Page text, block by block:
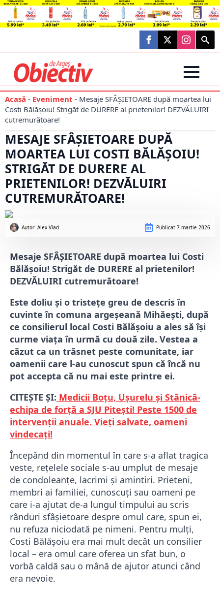
Search
for:
Acasă - Eveniment - Mesaje SFÂȘIETOARE după moartea lui
Costi Bălășoiu! Strigăt de DURERE al prietenilor! DEZVĂLUIRI
cutremurătoare!
MESAJE SFÂȘIETOARE DUPĂ
MOARTEA LUI COSTI BĂLĂȘOIU!
STRIGĂT DE DURERE AL
PRIETENILOR! DEZVĂLUIRI
CUTREMURĂTOARE!
Autor: Alex Vlad Publicat 7 martie 2026
Mesaje SFÂȘIETOARE după moartea lui Costi
Bălășoiu! Strigăt de DURERE al prietenilor!
DEZVĂLUIRI cutremurătoare!
Este doliu și o tristețe greu de descris în
cuvinte în comuna argeșeană Mihăești, după
ce consilierul local Costi Bălășoiu a ales să își
curme viața în urmă cu două zile. Vestea a
căzut ca un trăsnet peste comunitate, iar
oamenii care l-au cunoscut spun că încă nu
pot accepta că nu mai este printre ei.
CITEȘTE ȘI: Medicii Boțu, Ușurelu și Stănică-
echipa de forță a SJU Pitești! Peste 1500 de
intervenții anuale. Vieți salvate, oameni
vindecați!
Începând din momentul în care s-a aflat tragica
veste, rețelele sociale s-au umplut de mesaje
de condoleanțe, lacrimi și amintiri. Prieteni,
membri ai familiei, cunoscuți sau oameni pe
care i-a ajutat de-a lungul timpului au scris
rânduri sfâșietoare despre omul care, spun ei,
nu refuza niciodată pe nimeni. Pentru mulți,
Costi Bălășoiu era mai mult decât un consilier
local – era omul care oferea un sfat bun, o
vorbă caldă sau o mână de ajutor atunci când
era nevoie.